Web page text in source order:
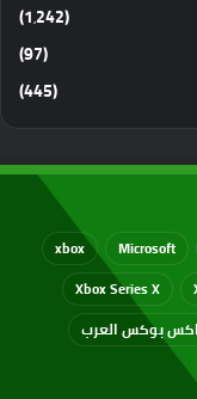
(1٬242)
(97)
(445)
Microsoft
xbox
Xbox Series X
اكس بوكس العرب